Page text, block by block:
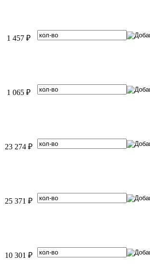
1 457 ₽
1 065 ₽
23 274 ₽
25 371 ₽
10 301 ₽